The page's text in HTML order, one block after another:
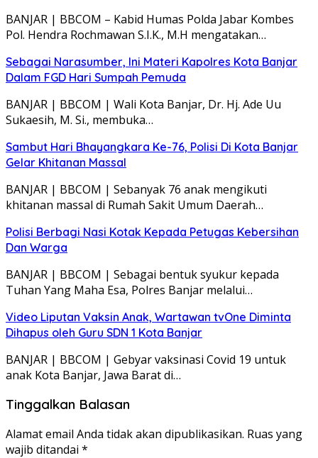
BANJAR | BBCOM – Kabid Humas Polda Jabar Kombes
Pol. Hendra Rochmawan S.I.K., M.H mengatakan…
Sebagai Narasumber, Ini Materi Kapolres Kota Banjar
Dalam FGD Hari Sumpah Pemuda
BANJAR | BBCOM | Wali Kota Banjar, Dr. Hj. Ade Uu
Sukaesih, M. Si., membuka…
Sambut Hari Bhayangkara Ke-76, Polisi Di Kota Banjar
Gelar Khitanan Massal
BANJAR | BBCOM | Sebanyak 76 anak mengikuti
khitanan massal di Rumah Sakit Umum Daerah…
Polisi Berbagi Nasi Kotak Kepada Petugas Kebersihan
Dan Warga
BANJAR | BBCOM | Sebagai bentuk syukur kepada
Tuhan Yang Maha Esa, Polres Banjar melalui…
Video Liputan Vaksin Anak, Wartawan tvOne Diminta
Dihapus oleh Guru SDN 1 Kota Banjar
BANJAR | BBCOM | Gebyar vaksinasi Covid 19 untuk
anak Kota Banjar, Jawa Barat di…
Tinggalkan Balasan
Alamat email Anda tidak akan dipublikasikan. Ruas yang
wajib ditandai *